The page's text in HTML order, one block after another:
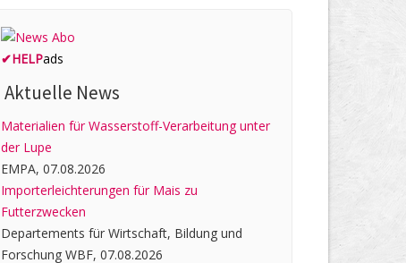
✔HELPads
Aktuelle News
Materialien für Wasserstoff-Verarbeitung unter
der Lupe
EMPA, 07.08.2026
Importerleichterungen für Mais zu
Futterzwecken
Departements für Wirtschaft, Bildung und
Forschung WBF, 07.08.2026